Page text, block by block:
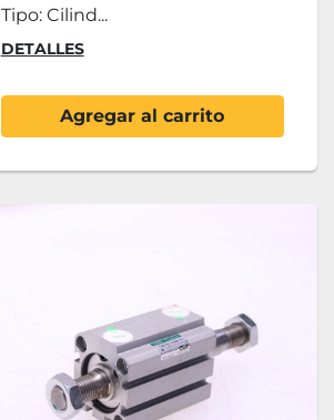
Tipo: Cilind...
DETALLES
Agregar al carrito